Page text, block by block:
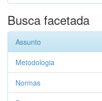
Busca facetada
Assunto
Metodologia
Normas